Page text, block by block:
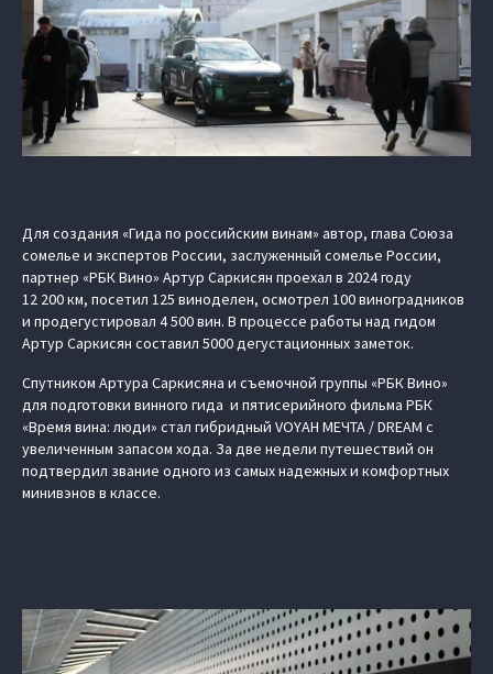
Для создания «Гида по российским винам» автор, глава Союза
сомелье и экспертов России, заслуженный сомелье России,
партнер «РБК Вино» Артур Саркисян проехал в 2024 году
12 200 км, посетил 125 виноделен, осмотрел 100 виноградников
и продегустировал 4 500 вин. В процессе работы над гидом
Артур Саркисян составил 5000 дегустационных заметок.
Спутником Артура Саркисяна и съемочной группы «РБК Вино»
для подготовки винного гида и пятисерийного фильма РБК
«Время вина: люди» стал гибридный VOYAH МЕЧТА / DREAM с
увеличенным запасом хода. За две недели путешествий он
подтвердил звание одного из самых надежных и комфортных
минивэнов в классе.